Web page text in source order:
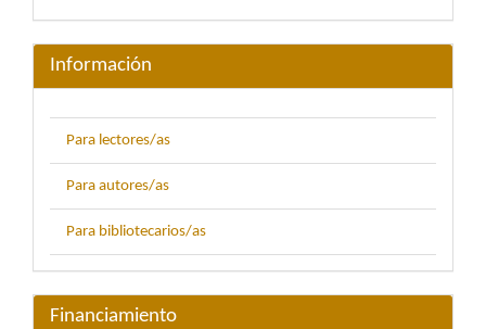
Información
Para lectores/as
Para autores/as
Para bibliotecarios/as
Financiamiento